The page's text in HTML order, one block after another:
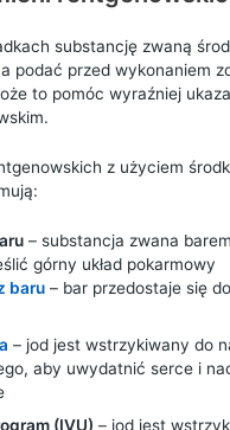
substancję zwaną
podać przed wykonaniem
to pomóc wyraźniej
z użyciem
– substancja zwana
górny układ pokarmowy
baru– bar przedostaje się
– jod jest wstrzykiwany do
aby uwydatnić serce i
(IVU) – jod jest